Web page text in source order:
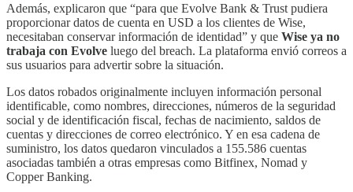
Además, explicaron que “para que Evolve Bank & Trust pudiera
proporcionar datos de cuenta en USD a los clientes de Wise,
necesitaban conservar información de identidad” y que Wise ya no
trabaja con Evolve luego del breach. La plataforma envió correos a
sus usuarios para advertir sobre la situación.
Los datos robados originalmente incluyen información personal
identificable, como nombres, direcciones, números de la seguridad
social y de identificación fiscal, fechas de nacimiento, saldos de
cuentas y direcciones de correo electrónico. Y en esa cadena de
suministro, los datos quedaron vinculados a 155.586 cuentas
asociadas también a otras empresas como Bitfinex, Nomad y
Copper Banking.